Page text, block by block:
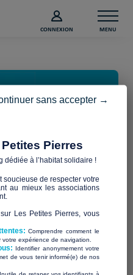
CONNEXION MENU
échoue ?
passe ?
un échec si, à la fin du
pas été collectée. Dans ce
«du tout ou rien»
ne bénéficiera pas
sauf si 100% de l’objectif
Pierres
dédiée à l’habitat solidaire !
soucieuse de respecter votre
au mieux les associations
Les Petites Pierres, vous
Comprendre comment le
expérience de navigation.
Identifier anonymement votre
de vous tenir informé(e) de nos
sans accepter →